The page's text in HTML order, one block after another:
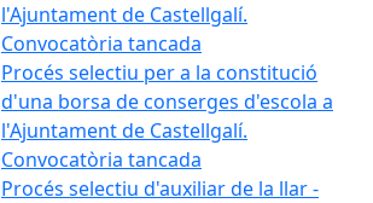
l'Ajuntament de Castellgalí.
Convocatòria tancada
Procés selectiu per a la constitució
d'una borsa de conserges d'escola a
l'Ajuntament de Castellgalí.
Convocatòria tancada
Procés selectiu d'auxiliar de la llar -